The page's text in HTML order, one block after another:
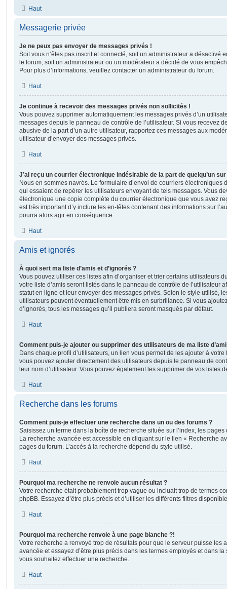
Haut
Messagerie privée
Je ne peux pas envoyer de messages privés !
Soit vous n’êtes pas inscrit et connecté, soit un administrateur a désactivé
le forum, soit un administrateur ou un modérateur a décidé de vous
Pour plus d’informations, veuillez contacter un administrateur du forum.
Haut
Je continue à recevoir des messages privés non sollicités !
Vous pouvez supprimer automatiquement les messages privés d’un
messages depuis le panneau de contrôle de l’utilisateur. Si vous recevez
abusive de la part d’un autre utilisateur, rapportez ces messages aux
utilisateur d’envoyer des messages privés.
Haut
J’ai reçu un courrier électronique indésirable de la part de quelqu’un
Nous en sommes navrés. Le formulaire d’envoi de courriers électroniques
qui essaient de repérer les utilisateurs envoyant de tels messages. Vous
électronique une copie complète du courrier électronique que vous avez
est très important d’y inclure les en-têtes contenant des informations sur
pourra alors agir en conséquence.
Haut
Amis et ignorés
À quoi sert ma liste d’amis et d’ignorés ?
Vous pouvez utiliser ces listes afin d’organiser et trier certains utilisateurs
votre liste d’amis seront listés dans le panneau de contrôle de l’utilisateur
statut en ligne et leur envoyer des messages privés. Selon le style utilisé,
utilisateurs peuvent éventuellement être mis en surbrillance. Si vous
d’ignorés, tous les messages qu’il publiera seront masqués par défaut.
Haut
Comment puis-je ajouter ou supprimer des utilisateurs de ma liste
Dans chaque profil d’utilisateurs, un lien vous permet de les ajouter à votre
vous pouvez ajouter directement des utilisateurs depuis le panneau de
leur nom d’utilisateur. Vous pouvez également les supprimer de vos listes
Haut
Recherche dans les forums
Comment puis-je effectuer une recherche dans un ou des forums ?
Saisissez un terme dans la boîte de recherche située sur l’index, les
La recherche avancée est accessible en cliquant sur le lien « Recherche
pages du forum. L’accès à la recherche dépend du style utilisé.
Haut
Pourquoi ma recherche ne renvoie aucun résultat ?
Votre recherche était probablement trop vague ou incluait trop de termes
phpBB. Essayez d’être plus précis et d’utiliser les différents filtres
Haut
Pourquoi ma recherche renvoie à une page blanche ?!
Votre recherche a renvoyé trop de résultats pour que le serveur puisse les
avancée et essayez d’être plus précis dans les termes employés et dans
vous souhaitez effectuer une recherche.
Haut